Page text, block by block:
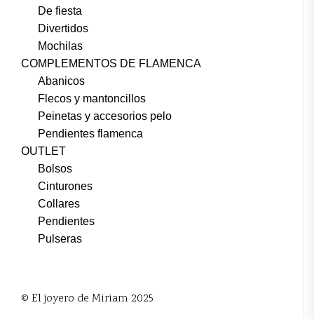
De fiesta
Divertidos
Mochilas
COMPLEMENTOS DE FLAMENCA
Abanicos
Flecos y mantoncillos
Peinetas y accesorios pelo
Pendientes flamenca
OUTLET
Bolsos
Cinturones
Collares
Pendientes
Pulseras
© El joyero de Miriam 2025